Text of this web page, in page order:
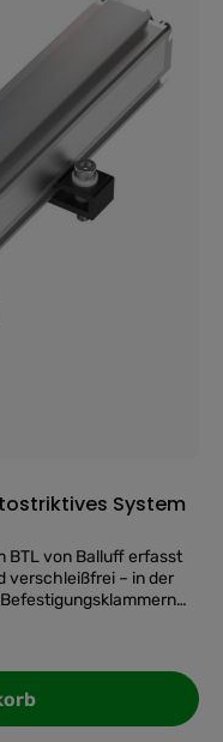
Position unmittelbar
das verkürzt den
und vereinfacht die
und DiagnoseDie IO-
Messwerte, sondern
den Abruf von
heraus. Eine
dass auch
werden.Vorteile
mm: Position sofort
Einschalten
reproduzierbare
Link 1.1:
Diagnose direkt über die
schnelle
gegen Staub und
System
BTL von Balluff erfasst
verschleißfrei – in der
Micropulse-System
ohne dass
Positionsgeber arbeitet
kein mechanischer
Das sichert eine